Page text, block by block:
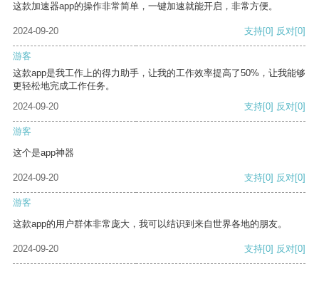
这款加速器app的操作非常简单，一键加速就能开启，非常方便。
2024-09-20 支持[0] 反对[0]
游客
这款app是我工作上的得力助手，让我的工作效率提高了50%，让我能够
更轻松地完成工作任务。
2024-09-20
支持[0] 反对[0]
游客
这个是app神器
2024-09-20 支持[0] 反对[0]
游客
这款app的用户群体非常庞大，我可以结识到来自世界各地的朋友。
2024-09-20 支持[0] 反对[0]